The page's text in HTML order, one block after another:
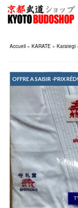
Accueil » KARATE » Karategi
OFFRE A SAISIR -PRIX